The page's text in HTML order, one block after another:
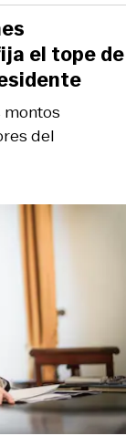
montos
del
el tope de